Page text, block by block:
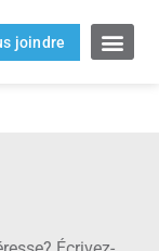
joindre